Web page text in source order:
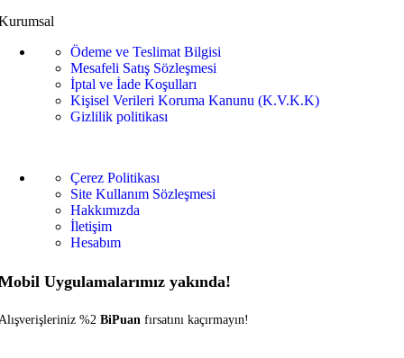
Ödeme ve Teslimat Bilgisi
Mesafeli Satış Sözleşmesi
İptal ve İade Koşulları
Kişisel Verileri Koruma Kanunu (K.V.K.K)
Gizlilik politikası
Çerez Politikası
Site Kullanım Sözleşmesi
Hakkımızda
İletişim
Hesabım
Uygulamalarımız yakında!
%2 BiPuan fırsatını kaçırmayın!